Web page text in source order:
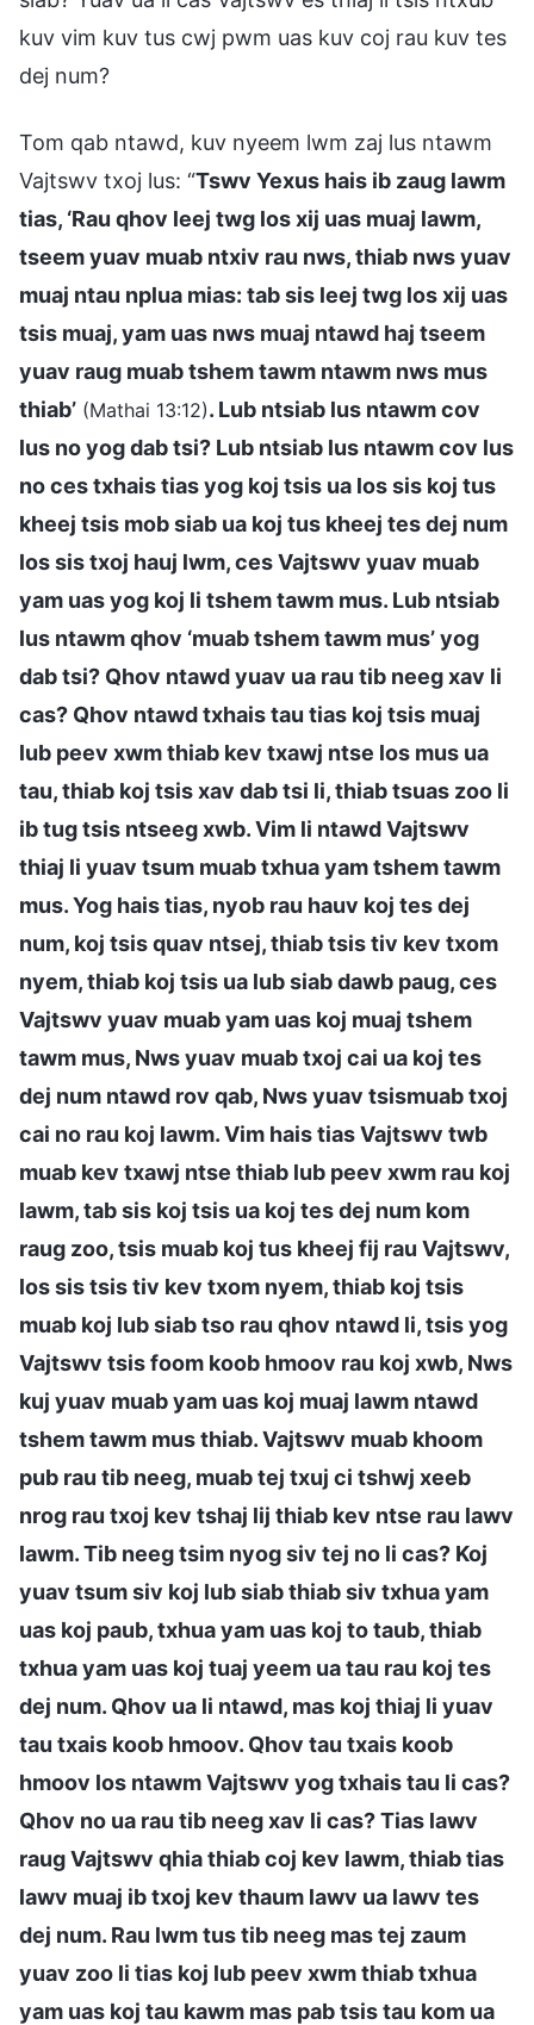
kuv vim kuv tus cwj pwm uas kuv coj rau kuv tes
dej num?
Tom qab ntawd, kuv nyeem lwm zaj lus ntawm
Vajtswv txoj lus: “Tswv Yexus hais ib zaug lawm
tias, ‘Rau qhov leej twg los xij uas muaj lawm,
tseem yuav muab ntxiv rau nws, thiab nws yuav
muaj ntau nplua mias: tab sis leej twg los xij uas
tsis muaj, yam uas nws muaj ntawd haj tseem
yuav raug muab tshem tawm ntawm nws mus
thiab’ (Mathai 13:12). Lub ntsiab lus ntawm cov
lus no yog dab tsi? Lub ntsiab lus ntawm cov lus
no ces txhais tias yog koj tsis ua los sis koj tus
kheej tsis mob siab ua koj tus kheej tes dej num
los sis txoj hauj lwm, ces Vajtswv yuav muab
yam uas yog koj li tshem tawm mus. Lub ntsiab
lus ntawm qhov ‘muab tshem tawm mus’ yog
dab tsi? Qhov ntawd yuav ua rau tib neeg xav li
cas? Qhov ntawd txhais tau tias koj tsis muaj
lub peev xwm thiab kev txawj ntse los mus ua
tau, thiab koj tsis xav dab tsi li, thiab tsuas zoo li
ib tug tsis ntseeg xwb. Vim li ntawd Vajtswv
thiaj li yuav tsum muab txhua yam tshem tawm
mus. Yog hais tias, nyob rau hauv koj tes dej
num, koj tsis quav ntsej, thiab tsis tiv kev txom
nyem, thiab koj tsis ua lub siab dawb paug, ces
Vajtswv yuav muab yam uas koj muaj tshem
tawm mus, Nws yuav muab txoj cai ua koj tes
dej num ntawd rov qab, Nws yuav tsismuab txoj
cai no rau koj lawm. Vim hais tias Vajtswv twb
muab kev txawj ntse thiab lub peev xwm rau koj
lawm, tab sis koj tsis ua koj tes dej num kom
raug zoo, tsis muab koj tus kheej fij rau Vajtswv,
los sis tsis tiv kev txom nyem, thiab koj tsis
muab koj lub siab tso rau qhov ntawd li, tsis yog
Vajtswv tsis foom koob hmoov rau koj xwb, Nws
kuj yuav muab yam uas koj muaj lawm ntawd
tshem tawm mus thiab. Vajtswv muab khoom
pub rau tib neeg, muab tej txuj ci tshwj xeeb
nrog rau txoj kev tshaj lij thiab kev ntse rau lawv
lawm. Tib neeg tsim nyog siv tej no li cas? Koj
yuav tsum siv koj lub siab thiab siv txhua yam
uas koj paub, txhua yam uas koj to taub, thiab
txhua yam uas koj tuaj yeem ua tau rau koj tes
dej num. Qhov ua li ntawd, mas koj thiaj li yuav
tau txais koob hmoov. Qhov tau txais koob
hmoov los ntawm Vajtswv yog txhais tau li cas?
Qhov no ua rau tib neeg xav li cas? Tias lawv
raug Vajtswv qhia thiab coj kev lawm, thiab tias
lawv muaj ib txoj kev thaum lawv ua lawv tes
dej num. Rau lwm tus tib neeg mas tej zaum
yuav zoo li tias koj lub peev xwm thiab txhua
yam uas koj tau kawm mas pab tsis tau kom ua